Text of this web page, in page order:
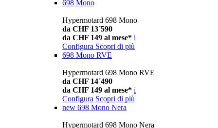
698 Mono
Hypermotard 698 Mono
da CHF 13´590
da CHF 149 al mese* i
Configura Scopri di più
698 Mono RVE
Hypermotard 698 Mono RVE
da CHF 14´490
da CHF 149 al mese* i
Configura Scopri di più
new 698 Mono Nera
Hypermotard 698 Mono Nera